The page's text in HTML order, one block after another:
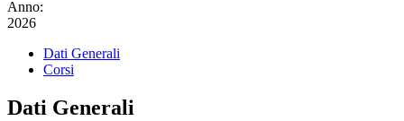
Anno:
2026
Dati Generali
Corsi
Dati Generali